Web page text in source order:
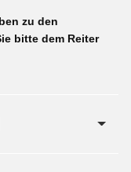
zu den
bitte dem Reiter